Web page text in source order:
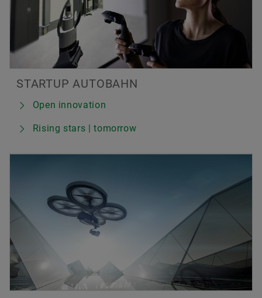
STARTUP AUTOBAHN
Open innovation
Rising stars | tomorrow